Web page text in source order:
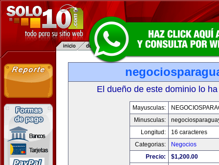
El dueño de este dominio lo
Mayusculas:
Minusculas:
Longitud:
16 caracteres
Categorias:
Negocios
Precio:
$1,200.00